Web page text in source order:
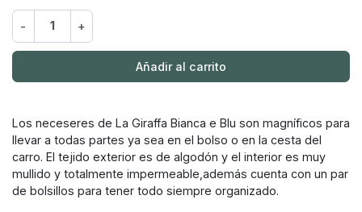
- +
Añadir al carrito
Los neceseres de La Giraffa Bianca e Blu son magníficos para
llevar a todas partes ya sea en el bolso o en la cesta del
carro. El tejido exterior es de algodón y el interior es muy
mullido y totalmente impermeable,además cuenta con un par
de bolsillos para tener todo siempre organizado.